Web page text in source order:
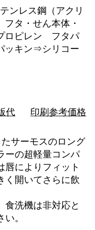
ンレス鋼（アクリ
タ・せん本体・
ロピレン フタパ
ッキン⇒シリコー
代 印刷参考価格
サーモスのロング
ーの超軽量コンパ
唇によりフィット
く開いてさらに飲
洗機は非対応と
。